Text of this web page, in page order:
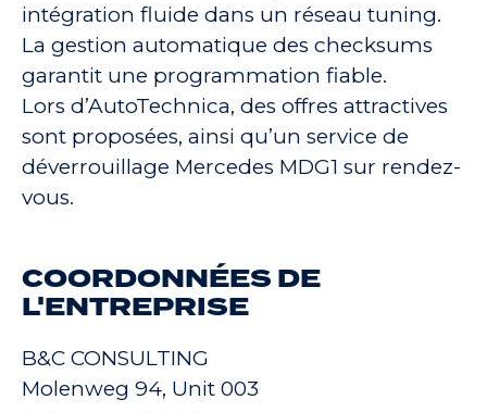
intégration fluide dans un réseau tuning.
La gestion automatique des checksums
garantit une programmation fiable.
Lors d’AutoTechnica, des offres attractives
sont proposées, ainsi qu’un service de
déverrouillage Mercedes MDG1 sur rendez-
vous.
COORDONNÉES DE
L'ENTREPRISE
B&C CONSULTING
Molenweg 94, Unit 003